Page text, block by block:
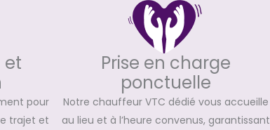
et
pour
trajet et
Prise en charge
ponctuelle
Notre chauffeur VTC dédié vous accueille
au lieu et à l’heure convenus, garantissant